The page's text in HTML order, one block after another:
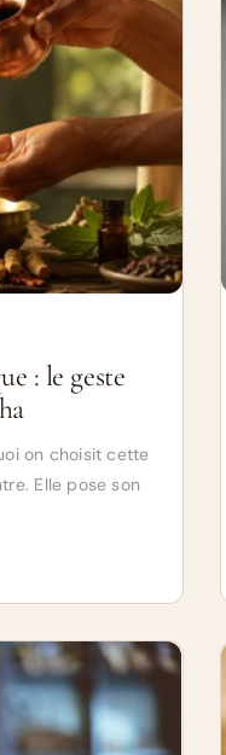
: le geste
on choisit cette
Elle pose son